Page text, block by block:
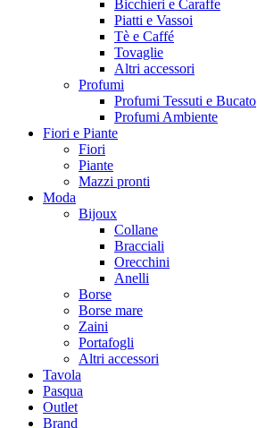
Bicchieri e Caraffe
Piatti e Vassoi
Tè e Caffé
Tovaglie
Altri accessori
Profumi
Profumi Tessuti e Bucato
Profumi Ambiente
Fiori e Piante
Fiori
Piante
Mazzi pronti
Moda
Bijoux
Collane
Bracciali
Orecchini
Anelli
Borse
Borse mare
Zaini
Portafogli
Altri accessori
Tavola
Pasqua
Outlet
Brand